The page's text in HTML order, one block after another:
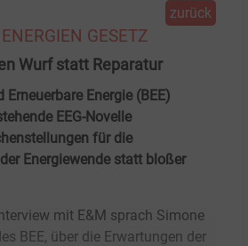
zurück
GESETZ
Wurf statt Reparatur
Erneuerbare Energie (BEE)
EEG-Novelle
für die
Energiewende statt bloßer
mit E&M sprach Simone
BEE, über die Erwartungen der